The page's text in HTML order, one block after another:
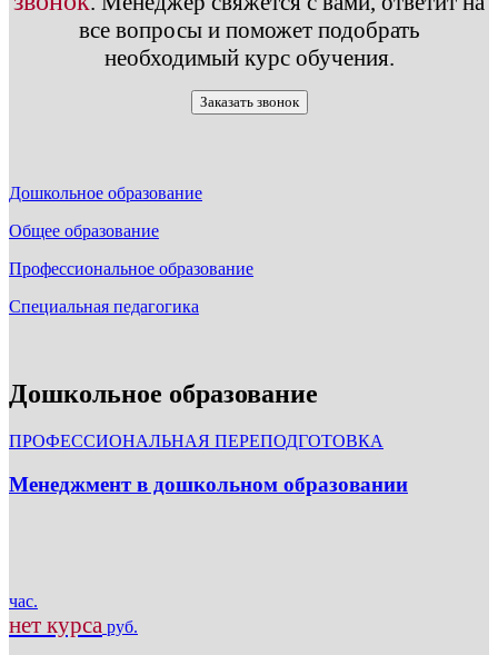
все вопросы и поможет подобрать
необходимый курс обучения.
Заказать звонок
Дошкольное образование
Общее образование
Профессиональное образование
Специальная педагогика
Дошкольное образование
ПРОФЕССИОНАЛЬНАЯ ПЕРЕПОДГОТОВКА
Менеджмент в дошкольном образовании
час.
нет курса руб.